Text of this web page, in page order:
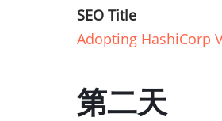
SEO Title
Adopting HashiCorp
第二天